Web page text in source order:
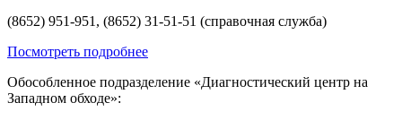
(8652) 951-951, (8652) 31-51-51 (справочная служба)
Посмотреть подробнее
Обособленное подразделение «Диагностический центр на
Западном обходе»: